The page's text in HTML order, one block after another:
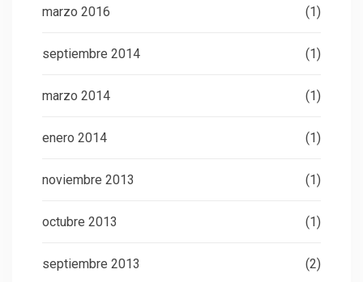
marzo 2016 (1)
septiembre 2014 (1)
marzo 2014 (1)
enero 2014 (1)
noviembre 2013 (1)
octubre 2013 (1)
septiembre 2013 (2)